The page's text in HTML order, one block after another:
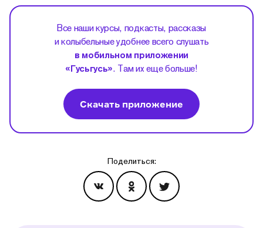
Все наши курсы, подкасты, рассказы
и колыбельные удобнее всего слушать
в мобильном приложении
«Гусьгусь». Там их еще больше!
Скачать приложение
Поделиться: